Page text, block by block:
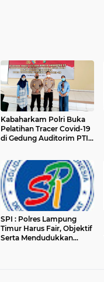
Kabaharkam Polri Buka
Pelatihan Tracer Covid-19
di Gedung Auditorim PTIK
SPI : Polres Lampung
Timur Harus Fair, Objektif
Serta Mendudukkan